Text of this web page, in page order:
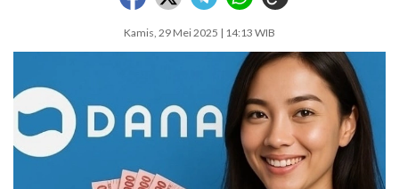
Kamis, 29 Mei 2025 | 14:13 WIB